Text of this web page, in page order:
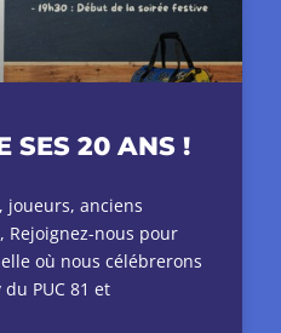
SES 20 ANS !
joueurs, anciens
Rejoignez-nous pour
où nous célébrerons
PUC 81 et